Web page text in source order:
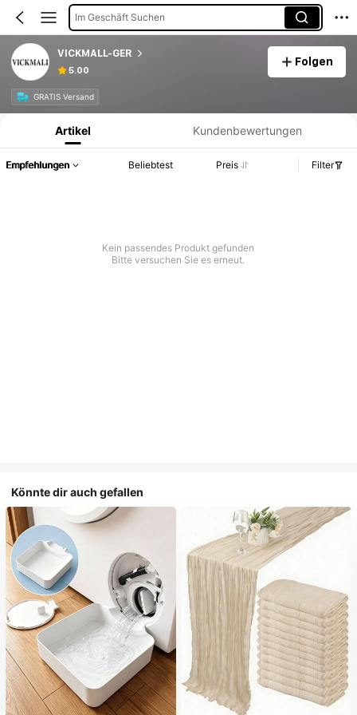
Im Geschäft Suchen
VICKMALL-GER
5.00
Folgen
GRATIS Versand
Produktinformation: Preisangabe, Verkaufs- und Lagerbestandsdetails.
Artikel Kundenbewertungen
Empfehlungen Beliebtest Preis Filter
Kein passendes Produkt gefunden
Bitte versuchen Sie es erneut.
Könnte dir auch gefallen